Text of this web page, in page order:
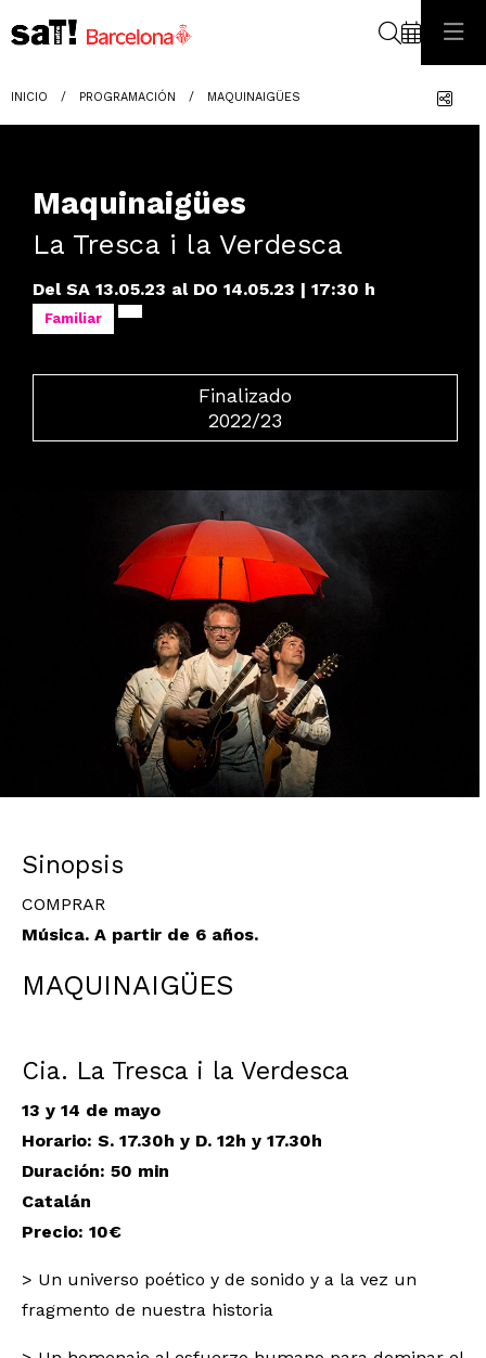
INICIO PROGRAMACIÓN MAQUINAIGÜES
Maquinaigües
La Tresca i la Verdesca
Del SA 13.05.23 al DO 14.05.23 | 17:30 h
Familiar
Finalizado
2022/23
Sinopsis
COMPRAR
Música. A partir de 6 años.
MAQUINAIGÜES
Cia. La Tresca i la Verdesca
13 y 14 de mayo
Horario: S. 17.30h y D. 12h y 17.30h
Duración: 50 min
Catalán
Precio: 10€
> Un universo poético y de sonido y a la vez un
fragmento de nuestra historia